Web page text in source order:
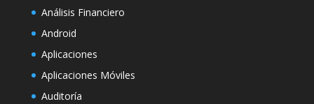
Análisis Financiero
Android
Aplicaciones
Aplicaciones Móviles
Auditoría